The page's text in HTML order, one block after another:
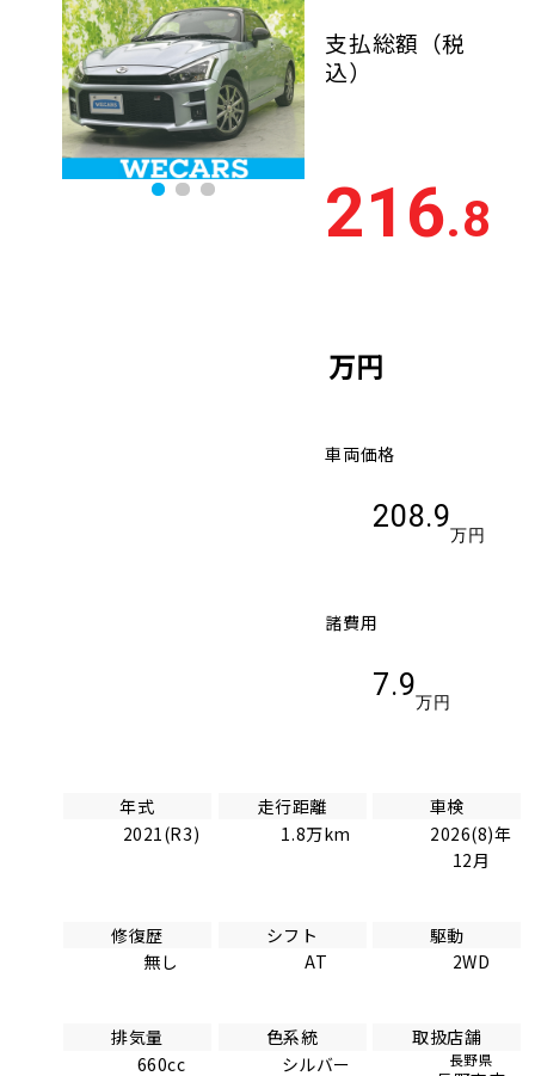
支払総額 （税
込）
216.8
万円
車両価格
208.9
万円
諸費用
7.9
万円
年式
2021(R3)
走行距離
1.8万km
車検
2026(8)年
12月
修復歴
無し
シフト
AT
駆動
2WD
排気量
660cc
色系統
シルバー
取扱店舗
長野県